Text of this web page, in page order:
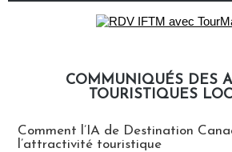
COMMUNIQUÉS DES
TOURISTIQUES
Comment l’IA de Destination
l’attractivité touristique